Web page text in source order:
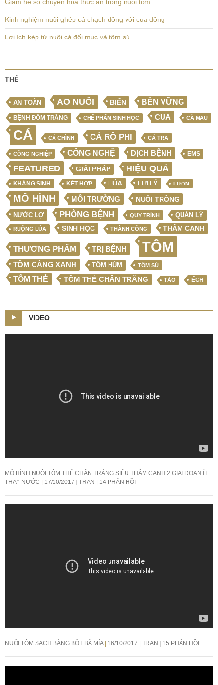
Giảm hệ số chuyển hóa thức ăn trong nuôi tôm
Kinh nghiệm nuôi ghép cá chạch đồng với cua đồng
Lợi ích kép từ nuôi cá đối mục và tôm sú
THẺ
AN TOÀN AO NUÔI BIỂN BỀN VỮNG
BỆNH ĐỐM TRẮNG CHẾ PHẨM SINH HỌC CUA CÀ MAU
CÁ CÁ CHÌNH CÁ RÔ PHI CÁ TRA
CÔNG NGHIỆP CÔNG NGHỆ DỊCH BỆNH EMS
FEATURED GIẢI PHÁP HIỆU QUẢ
KHÁNG SINH KẾT HỢP LÚA LƯU Ý LƯƠN
MÔ HÌNH MÔI TRƯỜNG NUÔI TRỒNG
NƯỚC LỢ PHÒNG BỆNH QUY TRÌNH QUẢN LÝ
RUỘNG LÚA SINH HỌC THÀNH CÔNG THÂM CANH
THƯƠNG PHẨM TRỊ BỆNH TÔM
TÔM CÀNG XANH TÔM HÙM TÔM SÚ
TÔM THẺ TÔM THẺ CHÂN TRẮNG TẢO ẾCH
VIDEO
MÔ HÌNH NUÔI TÔM THẺ CHÂN TRẮNG SIÊU THÂM CANH 2 GIAI ĐOẠN ÍT
THAY NƯỚC
17/10/2017 TRAN 14 PHẢN HỒI
NUÔI TÔM SẠCH BẰNG BỘT BÃ MÍA 16/10/2017 TRAN 15 PHẢN HỒI